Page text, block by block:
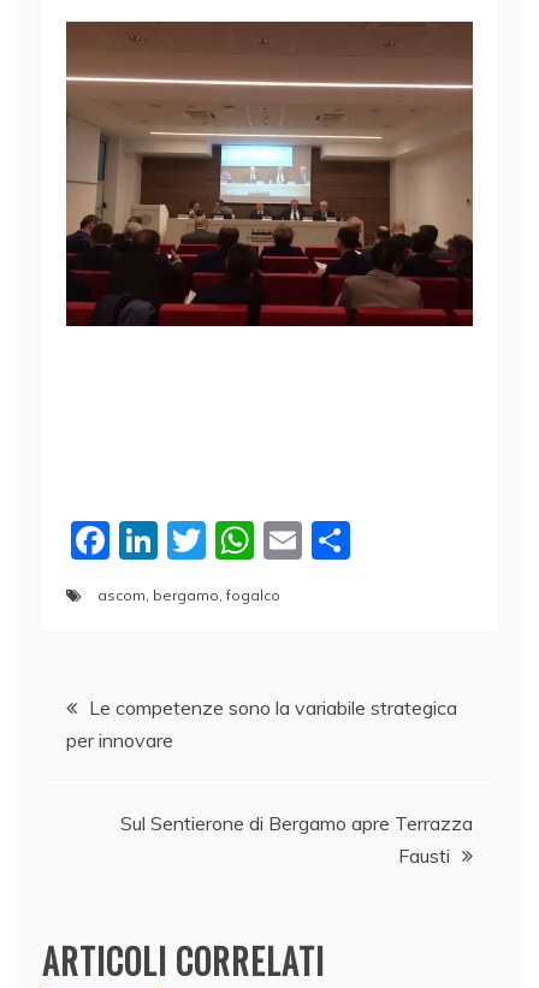
F
b
o
k
Li
dI
n
T
w
itt
W
h
A
E
vi
ascom, bergamo,fogalco
Navigazione
articoli
Le competenze sono la variabile strategica
per innovare
Sul Sentierone di Bergamo apre Terrazza
Fausti
ARTICOLI CORRELATI